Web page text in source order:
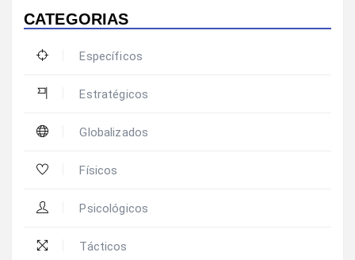
CATEGORIAS
Específicos
Estratégicos
Globalizados
Físicos
Psicológicos
Tácticos